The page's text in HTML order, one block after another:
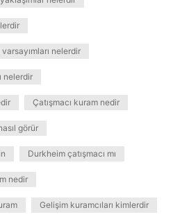
nelerdir
nelerdir
Çatışmacı kuram nedir
görür
Durkheim çatışmacı mı
nedir
Gelişim kuramcıları kimlerdir